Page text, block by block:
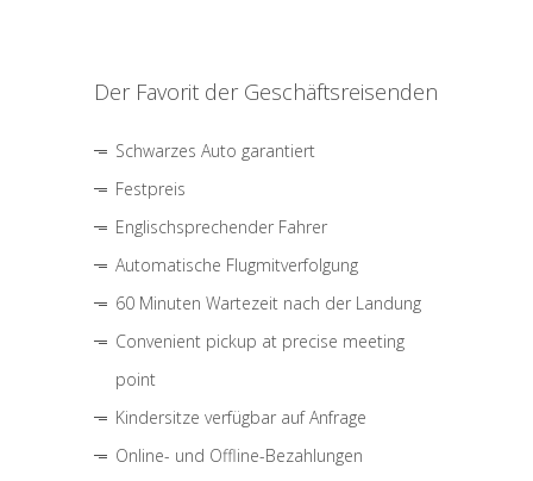
Der Favorit der Geschäftsreisenden
Schwarzes Auto garantiert
Festpreis
Englischsprechender Fahrer
Automatische Flugmitverfolgung
60 Minuten Wartezeit nach der Landung
Convenient pickup at precise meeting
point
Kindersitze verfügbar auf Anfrage
Online- und Offline-Bezahlungen